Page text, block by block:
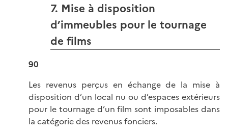
7. Mise à disposition
d’immeubles pour le tournage
de films
90
Les revenus perçus en échange de la mise à
disposition d’un local nu ou d’espaces extérieurs
pour le tournage d’un film sont imposables dans
la catégorie des revenus fonciers.